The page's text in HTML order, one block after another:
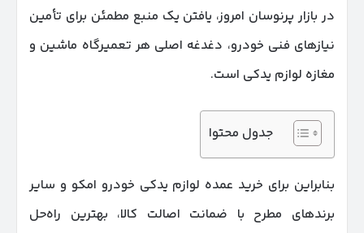
در بازار پرنوسان امروز، یافتن یک منبع مطمئن برای تأمین
نیازهای فنی خودرو، دغدغه‌ اصلی هر تعمیرگاه ماشین و
مغازه لوازم یدکی است.
جدول محتوا
بنابراین برای خرید عمده لوازم یدکی خودرو امکو و سایر
برندهای مطرح با ضمانت اصالت کالا، بهترین راه‌حل